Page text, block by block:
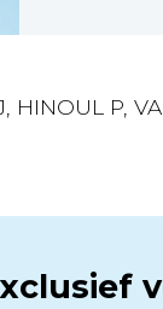
HINOUL P,